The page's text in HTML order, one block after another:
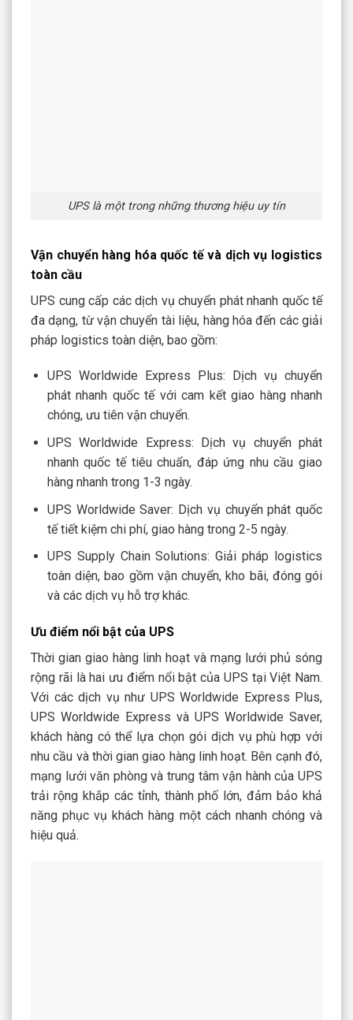
UPS là một trong những thương hiệu uy tín
Vận chuyển hàng hóa quốc tế và dịch vụ logistics
toàn cầu
UPS cung cấp các dịch vụ chuyển phát nhanh quốc tế
đa dạng, từ vận chuyển tài liệu, hàng hóa đến các giải
pháp logistics toàn diện, bao gồm:
UPS Worldwide Express Plus: Dịch vụ chuyển
phát nhanh quốc tế với cam kết giao hàng nhanh
chóng, ưu tiên vận chuyển.
UPS Worldwide Express: Dịch vụ chuyển phát
nhanh quốc tế tiêu chuẩn, đáp ứng nhu cầu giao
hàng nhanh trong 1-3 ngày.
UPS Worldwide Saver: Dịch vụ chuyển phát quốc
tế tiết kiệm chi phí, giao hàng trong 2-5 ngày.
UPS Supply Chain Solutions: Giải pháp logistics
toàn diện, bao gồm vận chuyển, kho bãi, đóng gói
và các dịch vụ hỗ trợ khác.
Ưu điểm nổi bật của UPS
Thời gian giao hàng linh hoạt và mạng lưới phủ sóng
rộng rãi là hai ưu điểm nổi bật của UPS tại Việt Nam.
Với các dịch vụ như UPS Worldwide Express Plus,
UPS Worldwide Express và UPS Worldwide Saver,
khách hàng có thể lựa chọn gói dịch vụ phù hợp với
nhu cầu và thời gian giao hàng linh hoạt. Bên cạnh đó,
mạng lưới văn phòng và trung tâm vận hành của UPS
trải rộng khắp các tỉnh, thành phố lớn, đảm bảo khả
năng phục vụ khách hàng một cách nhanh chóng và
hiệu quả.